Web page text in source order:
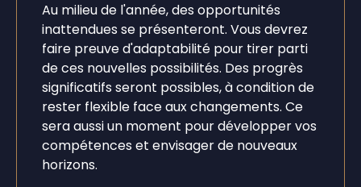
Au milieu de l'année, des opportunités
inattendues se présenteront. Vous devrez
faire preuve d'adaptabilité pour tirer parti
de ces nouvelles possibilités. Des progrès
significatifs seront possibles, à condition de
rester flexible face aux changements. Ce
sera aussi un moment pour développer vos
compétences et envisager de nouveaux
horizons.